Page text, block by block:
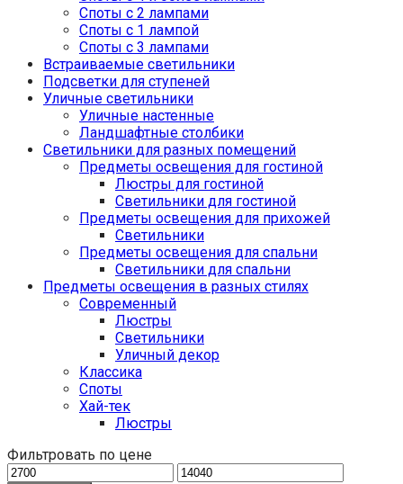
Споты с 2 лампами
Споты с 1 лампой
Споты с 3 лампами
Встраиваемые светильники
Подсветки для ступеней
Уличные светильники
Уличные настенные
Ландшафтные столбики
Светильники для разных помещений
Предметы освещения для гостиной
Люстры для гостиной
Светильники для гостиной
Предметы освещения для прихожей
Светильники
Предметы освещения для спальни
Светильники для спальни
Предметы освещения в разных стилях
Cовременный
Люстры
Светильники
Уличный декор
Классика
Споты
Хай-тек
Люстры
Фильтровать по цене